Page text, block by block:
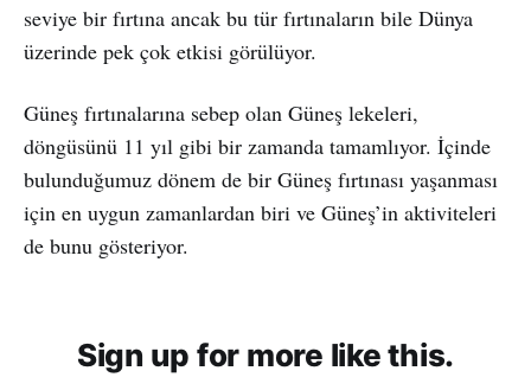
seviye bir fırtına ancak bu tür fırtınaların bile Dünya
üzerinde pek çok etkisi görülüyor.
Güneş fırtınalarına sebep olan Güneş lekeleri,
döngüsünü 11 yıl gibi bir zamanda tamamlıyor. İçinde
bulunduğumuz dönem de bir Güneş fırtınası yaşanması
için en uygun zamanlardan biri ve Güneş’in aktiviteleri
de bunu gösteriyor.
Sign up for more like this.